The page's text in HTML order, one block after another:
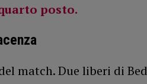
posto.
match. Due liberi di